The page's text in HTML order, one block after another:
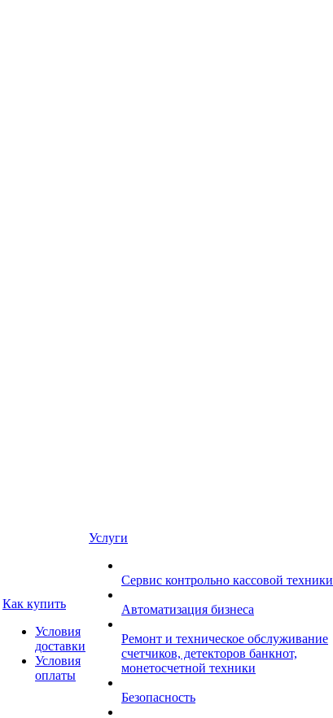
Как купить
Условия
доставки
Условия
оплаты
Услуги
Сервис контрольно кассовой техники
Автоматизация бизнеса
Ремонт и техническое обслуживание
счетчиков, детекторов банкнот,
монетосчетной техники
Безопасность